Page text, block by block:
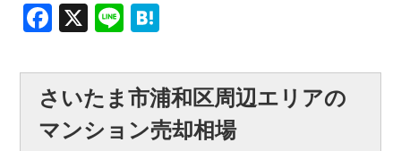
Facebook
X Line
さいたま市浦和区周辺エリアの
マンション売却相場